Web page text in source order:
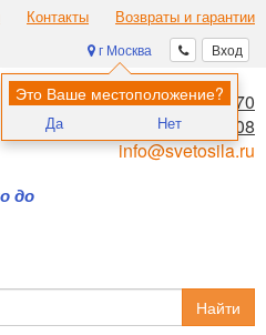
Контакты Возвраты и гарантии
Вход
г Москва
Это Ваше местоположение?
Да Нет
до
8 (495) 970-00-70
8 (800) 700-11-08
info@svetosila.ru
Найти